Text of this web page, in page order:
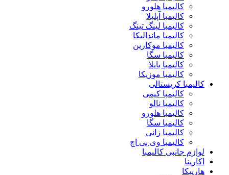
کالیمبا هلورو
کالیمبا آپلیلا
کالیمبا لینگ تینگ
کالیمبا ماندالیکا
کالیمبا موکارین
کالیمبا سگا
کالیمبا بایلا
کالیمبا موزیکا
کالیمبا کریستالی
کالیمبا کیمی
کالیمبا نالو
کالیمبا هلورو
کالیمبا سگا
کالیمبا زانی
کالیمبا وی بی اچ
لوازم جانبی کالیمبا
اکارینا
هارپیکا